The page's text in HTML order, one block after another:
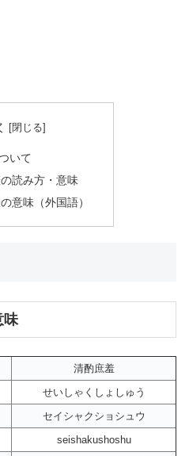
いて
読み方・意味
意味（外国語）
味
清酌庶羞
せいしゃくしょしゅう
セイシャクショシュウ
seishakushoshu